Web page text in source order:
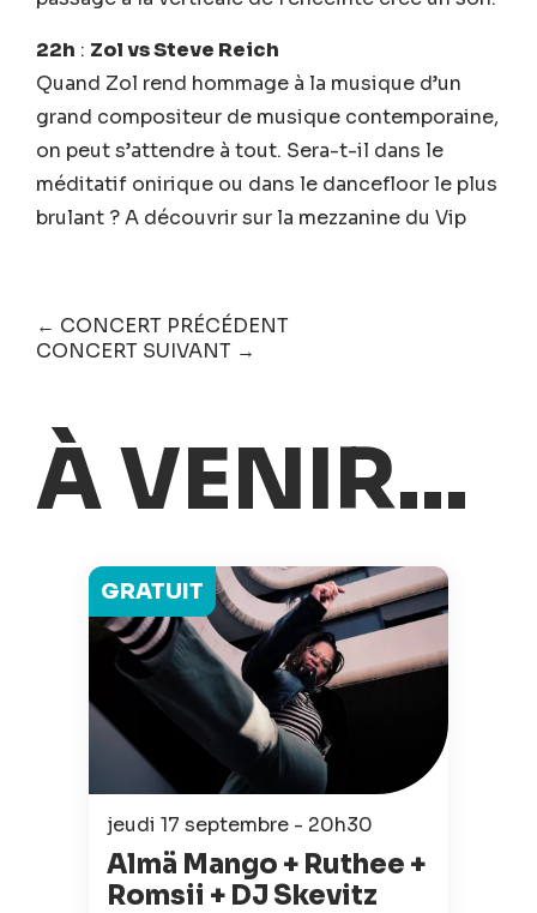
22h : Zol vs Steve Reich
Quand Zol rend hommage à la musique d’un
grand compositeur de musique contemporaine,
on peut s’attendre à tout. Sera-t-il dans le
méditatif onirique ou dans le dancefloor le plus
brulant ? A découvrir sur la mezzanine du Vip
← CONCERT PRÉCÉDENT
CONCERT SUIVANT →
À VENIR...
jeudi 17 septembre - 20h30
Almä Mango + Ruthee +
Romsii + DJ Skevitz
GRATUIT